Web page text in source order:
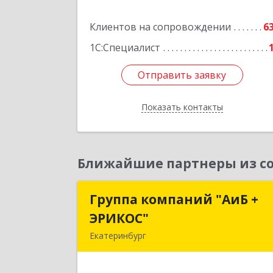
Клиентов на сопровождении
1С:Специалист
1
Отправить заявку
Показать контакты
Отправить заявку
Назад
Ближайшие партнеры из
Группа компаний "АиБ +
ЭРИКОС"
Екатеринбург
Группа компаний "АиБ +